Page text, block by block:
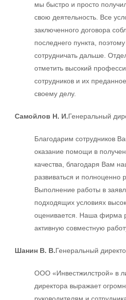
мы быстро и просто
свою деятельность. Все
заключенного договора
последнего пункта,
сотрудничать дальше.
отметить высокий
сотрудников и их
своему делу.
Самойлов Н. И.Генеральный
Благодарим сотрудников
оказание помощи в
качества, благодаря Вам
развиваться и полноценно
Выполнение работы в
подходящих условиях
оценивается. Наша фирма
активную совместную
Шанин В. В.Генеральный
ООО «Инвестжилстрой» в
директора выражает